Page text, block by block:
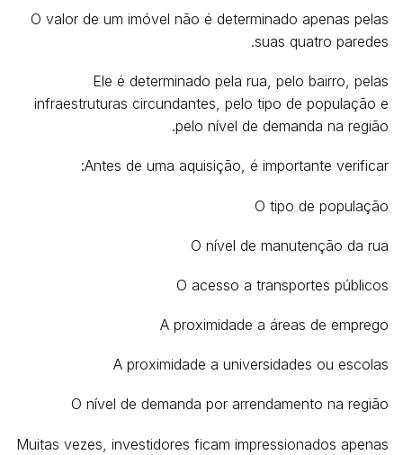
O valor de um imóvel não é determinado apenas pelas
suas quatro paredes.
Ele é determinado pela rua, pelo bairro, pelas
infraestruturas circundantes, pelo tipo de população e
pelo nível de demanda na região.
Antes de uma aquisição, é importante verificar:
O tipo de população
O nível de manutenção da rua
O acesso a transportes públicos
A proximidade a áreas de emprego
A proximidade a universidades ou escolas
O nível de demanda por arrendamento na região
Muitas vezes, investidores ficam impressionados apenas